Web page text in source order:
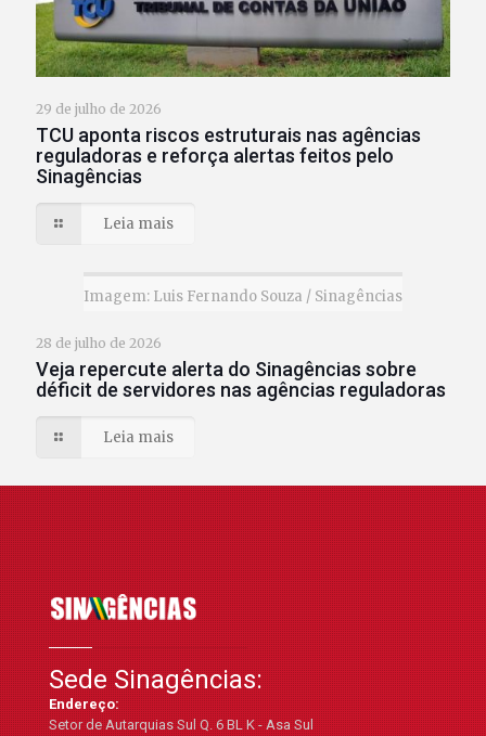
29 de julho de 2026
TCU aponta riscos estruturais nas agências
reguladoras e reforça alertas feitos pelo
Sinagências
Leia mais
Imagem: Luis Fernando Souza / Sinagências
28 de julho de 2026
Veja repercute alerta do Sinagências sobre
déficit de servidores nas agências reguladoras
Leia mais
Sede Sinagências:
Endereço:
Setor de Autarquias Sul Q. 6 BL K - Asa Sul